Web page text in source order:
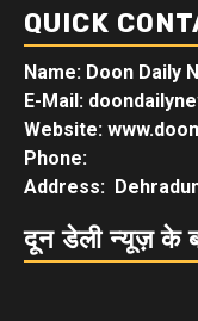
QUICK
Name: Doon Daily
E-Mail:
Website:
Phone:
Address:
दून डेली न्यूज़ के